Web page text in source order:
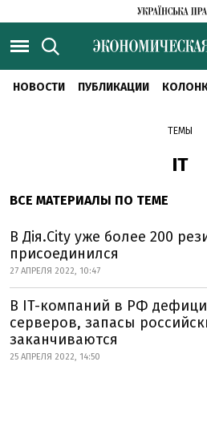
НОВОСТИ ПУБЛИКАЦИИ
ТЕМЫ
ІТ
ВСЕ МАТЕРИАЛЫ ПО ТЕМЕ
В Дія.City уже более 200
присоединился
27 АПРЕЛЯ 2022, 10:47
В IT-компаний в РФ
серверов, запасы
заканчиваются
25 АПРЕЛЯ 2022, 14:50